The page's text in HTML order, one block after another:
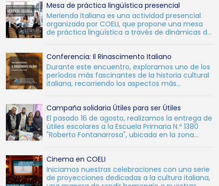
Mesa de práctica lingüística presencial
Merienda Italiana es una actividad presencial
organizada por COELI, que propone una mesa
de práctica lingüística a través de dinámicas de
Conferencia: Il Rinascimento Italiano
Durante este encuentro, exploramos uno de los
períodos más fascinantes de la historia cultural
italiana, recorriendo los aspectos más
Campaña solidaria Útiles para ser Útiles
El pasado 16 de agosto, realizamos la entrega de
útiles escolares a la Escuela Primaria N.º 1380
"Roberto Fontanarrosa", ubicada en la zona
Cinema en COELI
Iniciamos nuestras celebraciones con una serie
de proyecciones dedicadas a la cultura italiana,